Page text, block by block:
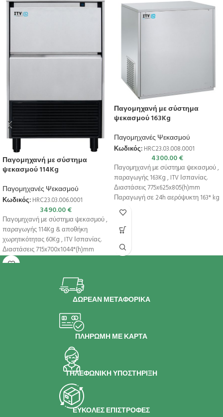
Παγομηχανή με σύστημα
ψεκασμού 114Kg
Παγομηχανές Ψεκασμού
Κωδικός: HRC23.03.006.0001
3490.00€
Παγομηχανή με σύστημα ψεκασμού ,
παραγωγής 114Kg & αποθήκη
χωρητικότητας 60Kg , ITV Ισπανίας.
Διαστάσεις 715x700x1044*(h)mm
Παραγωγή σε 24h
Παγομηχανή με σύστημα
ψεκασμού 163Kg
Παγομηχανές Ψεκασμού
Κωδικός: HRC23.03.008.0001
4300.00€
Παγομηχανή με σύστημα ψεκασμού ,
παραγωγής 163Kg , ITV Ισπανίας.
Διαστάσεις 775x625x805(h)mm
Παραγωγή σε 24h αερόψυκτη 163* kg
Παγάκια ανά
ΔΩΡΕΑΝ ΜΕΤΑΦΟΡΙΚΑ
ΠΛΗΡΩΜΗ ΜΕ ΚΑΡΤΑ
ΤΗΛΕΦΩΝΙΚΗ ΥΠΟΣΤΗΡΙΞΗ
ΕΥΚΟΛΕΣ ΕΠΙΣΤΡΟΦΕΣ